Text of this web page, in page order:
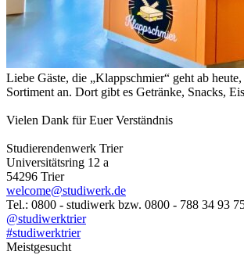
Liebe Gäste, die „Klappschmier“ geht ab
Sortiment an. Dort gibt es Getränke, Snacks,
Vielen Dank für Euer Verständnis
Studierendenwerk Trier
Universitätsring 12 a
54296 Trier
welcome@studiwerk.de
Tel.: 0800 - studiwerk bzw. 0800 - 788 34 93
@studiwerktrier
#studiwerktrier
Meistgesucht